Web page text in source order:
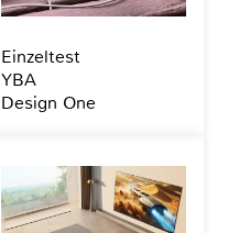
Einzeltest
YBA
Design One